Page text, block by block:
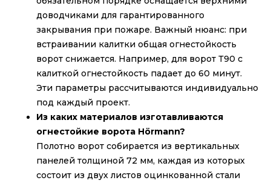
доводчиками для гарантированного
закрывания при пожаре. Важный нюанс: при
встраивании калитки общая огнестойкость
ворот снижается. Например, для ворот Т90 с
калиткой огнестойкость падает до 60 минут.
Эти параметры рассчитываются индивидуально
под каждый проект.
Из каких материалов изготавливаются
огнестойкие ворота Hörmann?
Полотно ворот собирается из вертикальных
панелей толщиной 72 мм, каждая из которых
состоит из двух листов оцинкованной стали